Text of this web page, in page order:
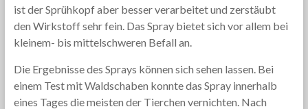
ist der Sprühkopf aber besser verarbeitet und zerstäubt
den Wirkstoff sehr fein. Das Spray bietet sich vor allem bei
kleinem- bis mittelschweren Befall an.
Die Ergebnisse des Sprays können sich sehen lassen. Bei
einem Test mit Waldschaben konnte das Spray innerhalb
eines Tages die meisten der Tierchen vernichten. Nach